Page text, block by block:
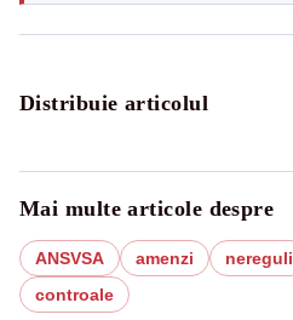
Distribuie articolul
Mai multe articole despre
ANSVSA amenzi nereguli
controale